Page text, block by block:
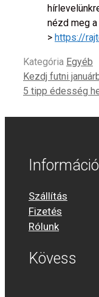
nézd meg
> https://
Kategória Egyéb
Kezdj futni
5 tipp édesség
Szállítás
Fizetés
Rólunk
Kövess